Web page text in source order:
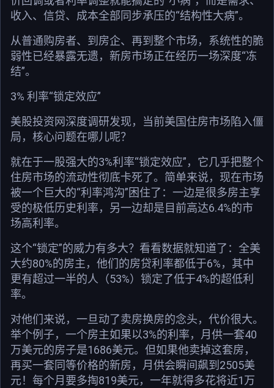
收入、信贷、成本全部同步承压的“结构性大病”。
从普通购房者、到房企、再到整个市场，系统性的脆
弱性已经暴露无遗，新房市场正在经历一场深度“冻
结”。
3% 利率“锁定效应”
美股投资网深度调研发现，当前美国住房市场陷入僵
局，核心问题在哪儿呢？
就在于一股强大的3%利率“锁定效应”，它几乎把整个
住房市场的流动性彻底卡死了。简单来说，现在市场
被一个巨大的“利率鸿沟”困住了：一边是很多房主享
受的极低历史利率，另一边却是目前高达6.4%的市
场高利率。
这个“锁定”的威力有多大？看看数据就知道了：全美
大约80%的房主，他们的房贷利率都低于6%，其中
更有超过一半的人（53%）锁定了低于4%的超低利
率。
对他们来说，一旦动了卖房换房的念头，代价很大。
举个例子，一个房主如果以3%的利率，月供一套40
万美元的房子是1686美元。但如果他卖掉这套房，
再买一套同等价格的新房，月供会瞬间飙到2505美
元！每个月要多掏819美元，一年就得多花将近1万